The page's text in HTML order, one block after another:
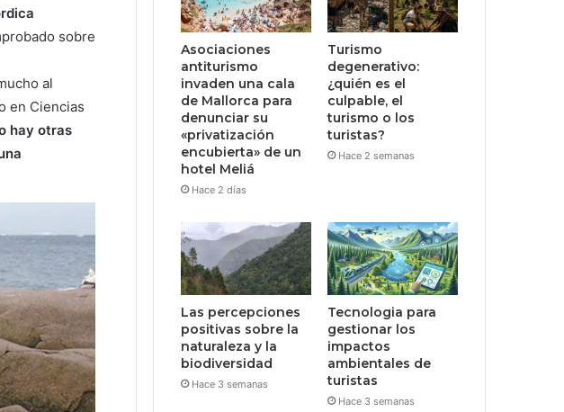
sobre
al
en Ciencias
hay otras
Asociaciones
antiturismo
invaden una cala
de Mallorca para
denunciar su
«privatización
encubierta» de un
hotel Meliá
Hace 2 días
Turismo
degenerativo:
¿quién es el
culpable, el
turismo o los
turistas?
Hace 2 semanas
Las percepciones
positivas sobre la
naturaleza y la
biodiversidad
Hace 3 semanas
Tecnologia para
gestionar los
impactos
ambientales de
turistas
Hace 3 semanas